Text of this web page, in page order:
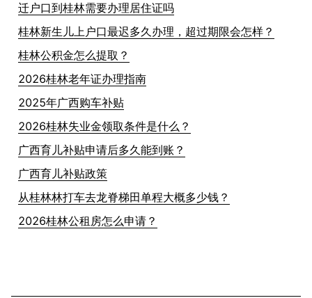
迁户口到桂林需要办理居住证吗
桂林新生儿上户口最迟多久办理，超过期限会怎样？
桂林公积金怎么提取？
2026桂林老年证办理指南
2025年广西购车补贴
2026桂林失业金领取条件是什么？
广西育儿补贴申请后多久能到账？
广西育儿补贴政策
从桂林林打车去龙脊梯田单程大概多少钱？
2026桂林公租房怎么申请？